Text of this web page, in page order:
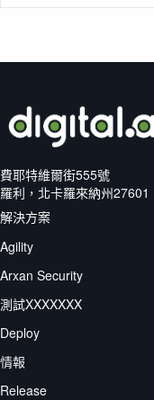
費耶特維爾街555號
羅利，北卡羅來納州27601
解決方案
Agility
Arxan Security
測試XXXXXXX
Deploy
情報
Release